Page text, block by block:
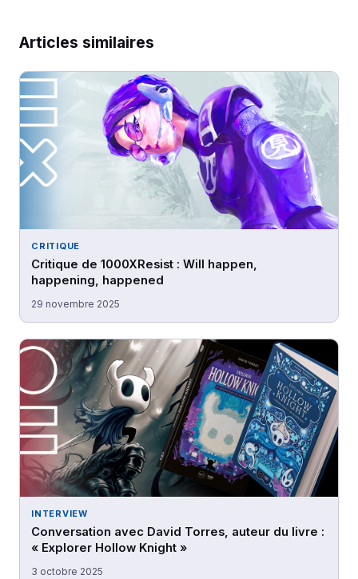
Articles similaires
CRITIQUE
Critique de 1000XResist : Will happen,
happening, happened
29 novembre 2025
INTERVIEW
Conversation avec David Torres, auteur du livre :
« Explorer Hollow Knight »
3 octobre 2025